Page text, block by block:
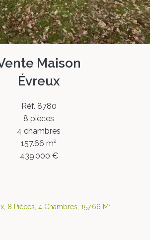
Maison
Évreux
Réf. 8780
8 pièces
4 chambres
157.66 m²
439 000 €
8 Pièces, 4 Chambres, 157.66 M²,